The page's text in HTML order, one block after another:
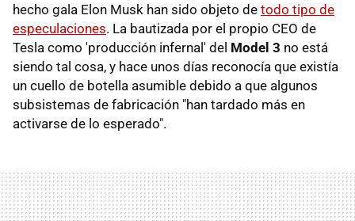
hecho gala Elon Musk han sido objeto de todo tipo de
especulaciones. La bautizada por el propio CEO de
Tesla como 'producción infernal' del Model 3 no está
siendo tal cosa, y hace unos días reconocía que existía
un cuello de botella asumible debido a que algunos
subsistemas de fabricación "han tardado más en
activarse de lo esperado".